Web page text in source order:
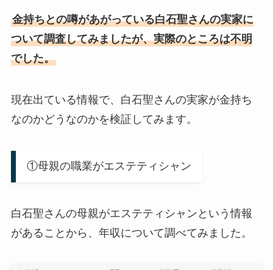
金持ちとの噂があがっている白石聖さんの実家に
ついて調査してみましたが、実際のところは不明
でした。
現在出ている情報で、白石聖さんの実家が金持ち
なのかどうなのかを検証してみます。
①母親の職業がエステティシャン
白石聖さんの母親がエステティシャンという情報
があることから、年収について調べてみました。